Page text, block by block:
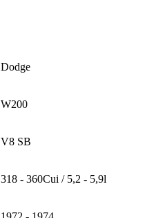
Dodge
W200
V8 SB
318 - 360Cui / 5,2 - 5,9l